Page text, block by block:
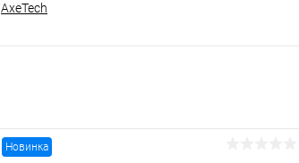
AxeTech
Новинка